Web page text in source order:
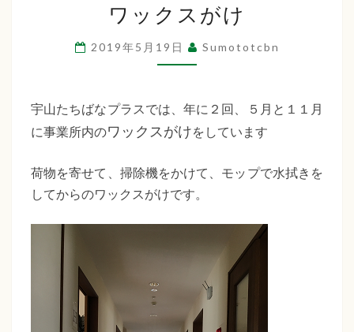
法
人
洲
本
た
ち
ば
な
福
祉
会
ッ
ク
ス
け
ワックスがけ
2019年5月19日 Sumototcbn
宇山たちばなプラスでは、年に２回、５月と１１月
に事業所内のワックスがけをしています
荷物を寄せて、掃除機をかけて、モップで水拭きを
してからのワックスがけです。